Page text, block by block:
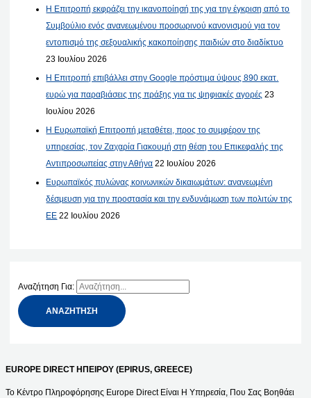
Η Επιτροπή εκφράζει την ικανοποίησή της για την έγκριση από το
Συμβούλιο ενός ανανεωμένου προσωρινού κανονισμού για τον
εντοπισμό της σεξουαλικής κακοποίησης παιδιών στο διαδίκτυο
23 Ιουλίου 2026
Η Επιτροπή επιβάλλει στην Google πρόστιμα ύψους 890 εκατ.
ευρώ για παραβιάσεις της πράξης για τις ψηφιακές αγορές 23
Ιουλίου 2026
Η Ευρωπαϊκή Επιτροπή μεταθέτει, προς το συμφέρον της
υπηρεσίας, τον Ζαχαρία Γιακουμή στη θέση του Επικεφαλής της
Αντιπροσωπείας στην Αθήνα 22 Ιουλίου 2026
Ευρωπαϊκός πυλώνας κοινωνικών δικαιωμάτων: ανανεωμένη
δέσμευση για την προστασία και την ενδυνάμωση των πολιτών της
ΕΕ 22 Ιουλίου 2026
Αναζήτηση Για:
EUROPE DIRECT ΗΠΕΙΡΟΥ (EPIRUS, GREECE)
Το Κέντρο Πληροφόρησης Europe Direct Είναι Η Υπηρεσία, Που Σας Βοηθάει